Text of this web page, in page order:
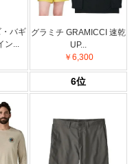
バギ
...
グラミチ GRAMICCI 速乾
UP...
￥6,300
6位